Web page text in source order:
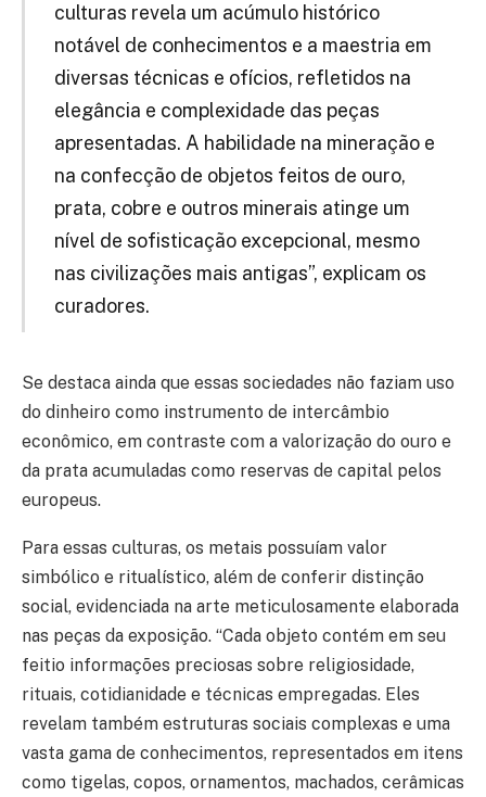
culturas revela um acúmulo histórico
notável de conhecimentos e a maestria em
diversas técnicas e ofícios, refletidos na
elegância e complexidade das peças
apresentadas. A habilidade na mineração e
na confecção de objetos feitos de ouro,
prata, cobre e outros minerais atinge um
nível de sofisticação excepcional, mesmo
nas civilizações mais antigas”, explicam os
curadores.
Se destaca ainda que essas sociedades não faziam uso
do dinheiro como instrumento de intercâmbio
econômico, em contraste com a valorização do ouro e
da prata acumuladas como reservas de capital pelos
europeus.
Para essas culturas, os metais possuíam valor
simbólico e ritualístico, além de conferir distinção
social, evidenciada na arte meticulosamente elaborada
nas peças da exposição. “Cada objeto contém em seu
feitio informações preciosas sobre religiosidade,
rituais, cotidianidade e técnicas empregadas. Eles
revelam também estruturas sociais complexas e uma
vasta gama de conhecimentos, representados em itens
como tigelas, copos, ornamentos, machados, cerâmicas